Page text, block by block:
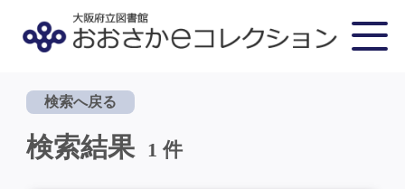
検索へ戻る
検索結果 1 件